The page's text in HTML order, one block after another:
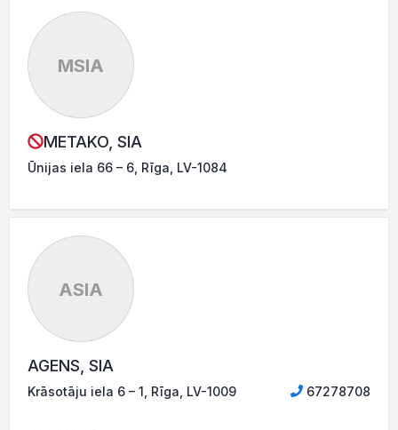
MSIA
METAKO, SIA
Ūnijas iela 66 – 6, Rīga, LV-1084
ASIA
AGENS, SIA
Krāsotāju iela 6 – 1, Rīga, LV-1009 67278708